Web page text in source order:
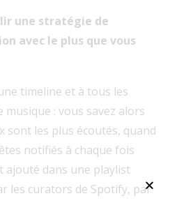
une stratégie de
avec le plus que vous
timeline et à tous les
: vous savez alors
sont les plus écoutés, quand
notifiés à chaque fois
ajouté dans une playlist
les curators de Spotify, par